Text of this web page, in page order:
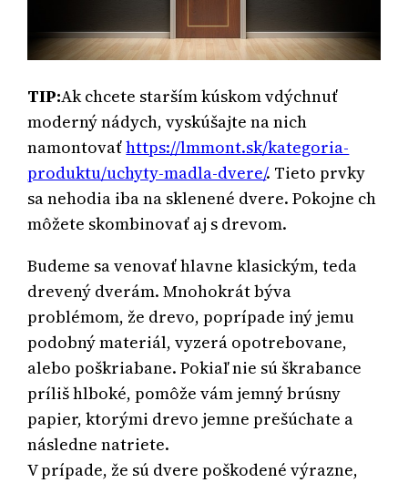
TIP:Ak chcete starším kúskom vdýchnuť
moderný nádych, vyskúšajte na nich
namontovaťhttps://lmmont.sk/kategoria-
produktu/uchyty-madla-dvere/. Tieto prvky
sa nehodia iba na sklenené dvere. Pokojne ch
môžete skombinovať aj s drevom.
Budeme sa venovať hlavne klasickým, teda
drevený dverám. Mnohokrát býva
problémom, že drevo, poprípade iný jemu
podobný materiál, vyzerá opotrebovane,
alebo poškriabane. Pokiaľ nie sú škrabance
príliš hlboké, pomôže vám jemný brúsny
papier, ktorými drevo jemne prešúchate a
následne natriete.
V prípade, že sú dvere poškodené výrazne,